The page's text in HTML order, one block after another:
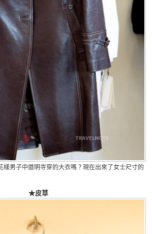
樣男子中道明寺穿的大衣嗎？現在出來了女士尺寸的
★皮草